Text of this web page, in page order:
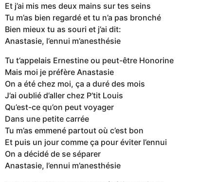
Et j’ai mis mes deux mains sur tes seins
Tu m’as bien regardé et tu n’a pas bronché
Bien mieux tu as souri et j’ai dit:
Anastasie, l’ennui m’anesthésie
Tu t’appelais Ernestine ou peut-être Honorine
Mais moi je préfère Anastasie
On a été chez moi, ça a duré des mois
J’ai oublié d’aller chez P’tit Louis
Qu’est-ce qu’on peut voyager
Dans une petite carrée
Tu m’as emmené partout où c’est bon
Et puis un jour comme ça pour éviter l’ennui
On a décidé de se séparer
Anastasie, l’ennui m’anesthésie